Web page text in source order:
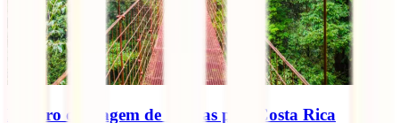
Roteiro de viagem de 15 dias pela Costa Rica